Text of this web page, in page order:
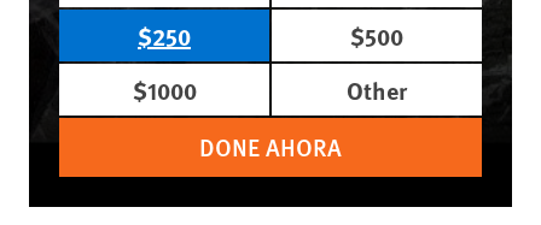
$250
$500
$1000
Other
DONE AHORA